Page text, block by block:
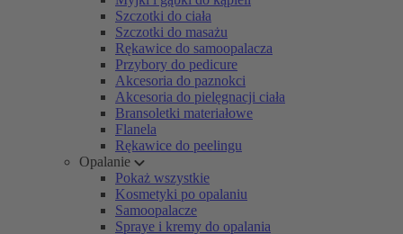
Szczotki do ciała
Szczotki do masażu
Rękawice do samoopalacza
Przybory do pedicure
Akcesoria do paznokci
Akcesoria do pielęgnacji ciała
Bransoletki materiałowe
Flanela
Rękawice do peelingu
Opalanie
Pokaż wszystkie
Kosmetyki po opalaniu
Samoopalacze
Spraye i kremy do opalania